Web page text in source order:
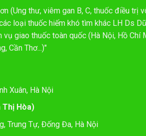
(Ung thư, viêm gan B, C, thuốc điều trị
loại thuốc hiếm khó tìm khác LH Ds
giao thuốc toàn quốc (Hà Nội, Hồ Chí
Cần Thơ...)"
Xuân, Hà Nội
Thị Hòa)
Trung Tự, Đống Đa, Hà Nội